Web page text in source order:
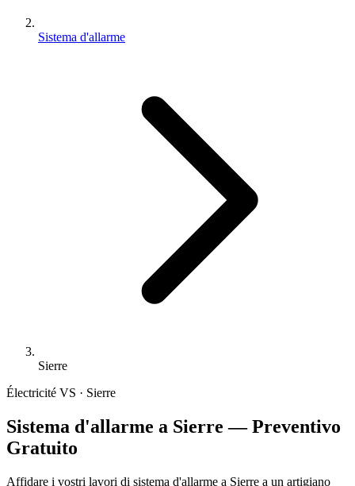
Sistema d'allarme
Sierre
Électricité VS · Sierre
Sistema d'allarme a Sierre — Preventivo
Gratuito
Affidare i vostri lavori di sistema d'allarme a Sierre a un artigiano